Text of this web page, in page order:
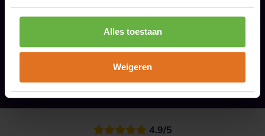
Alles toestaan
Weigeren
Onze opslaglocaties
Hoe werkt het?
4.9/5